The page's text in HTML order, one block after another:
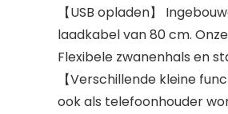
【USB opladen】
laadkabel van 80 cm.
Flexibele zwanenhals en
【Verschillende kleine
ook als telefoonhouder